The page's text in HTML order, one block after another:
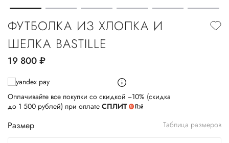
ФУТБОЛКА ИЗ ХЛОПКА И
ШЕЛКА BASTILLE
19 800руб.
Оплачивайте все покупки со скидкой −10% (скидка
до 1 500 рублей) при оплате СПЛИТ
Размер Таблица размеров